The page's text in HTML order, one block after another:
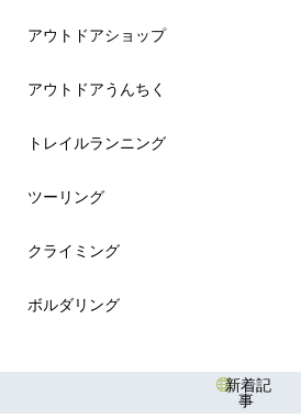
アウトドアショップ
アウトドアうんちく
トレイルランニング
ツーリング
クライミング
ボルダリング
新着記
事